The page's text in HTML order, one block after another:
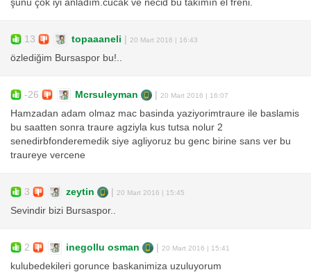
şunu çok iyi anladım.cucak ve necid bu takımın el freni.
13 topaaaneli | 20 Mart 2016 | 16:43
özlediğim Bursaspor bu!..
-26 Mcrsuleyman | 20 Mart 2016 | 16:07
Hamzadan adam olmaz mac basinda yaziyorimtraure ile baslamis
bu saatten sonra traure agziyla kus tutsa nolur 2
senedirbfonderemedik siye agliyoruz bu genc birine sans ver bu
traureye vercene
3 zeytin | 20 Mart 2016 | 15:45
Sevindir bizi Bursaspor..
2 inegollu osman | 20 Mart 2016 | 15:41
kulubedekileri gorunce baskanimiza uzuluyorum